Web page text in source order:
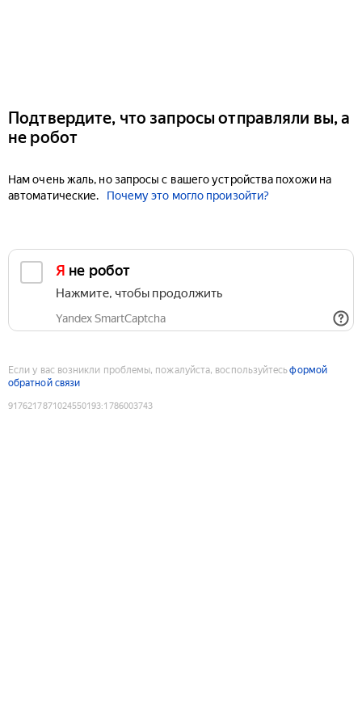
Подтвердите, что запросы отправляли вы, а
не робот
Нам очень жаль, но запросы с вашего устройства похожи на
автоматические.
Почему это могло произойти?
Я не робот
Нажмите, чтобы продолжить
Yandex SmartCaptcha
Если у вас возникли проблемы, пожалуйста, воспользуйтесьформой
обратной связи
9176217871024550193:1786003743